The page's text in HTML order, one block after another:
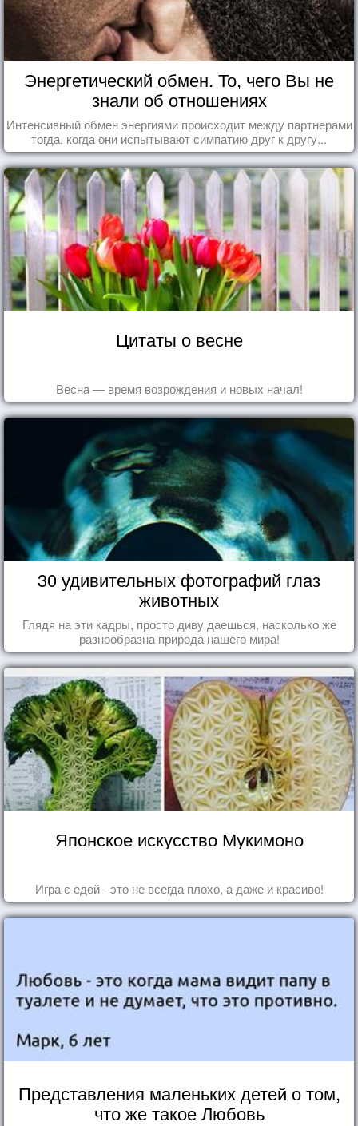
Энергетический обмен. То, чего Вы не
знали об отношениях
Интенсивный обмен энергиями происходит между партнерами
тогда, когда они испытывают симпатию друг к другу...
Цитаты о весне
Весна — время возрождения и новых начал!
30 удивительных фотографий глаз
животных
Глядя на эти кадры, просто диву даешься, насколько же
разнообразна природа нашего мира!
Японское искусство Мукимоно
Игра с едой - это не всегда плохо, а даже и красиво!
Представления маленьких детей о том,
что же такое Любовь